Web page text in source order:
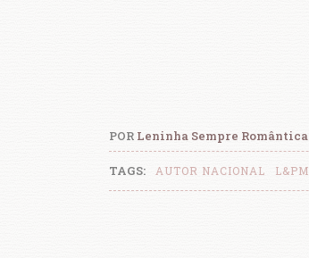
POR Leninha Sempre Romântica
TAGS: AUTOR NACIONAL L&PM